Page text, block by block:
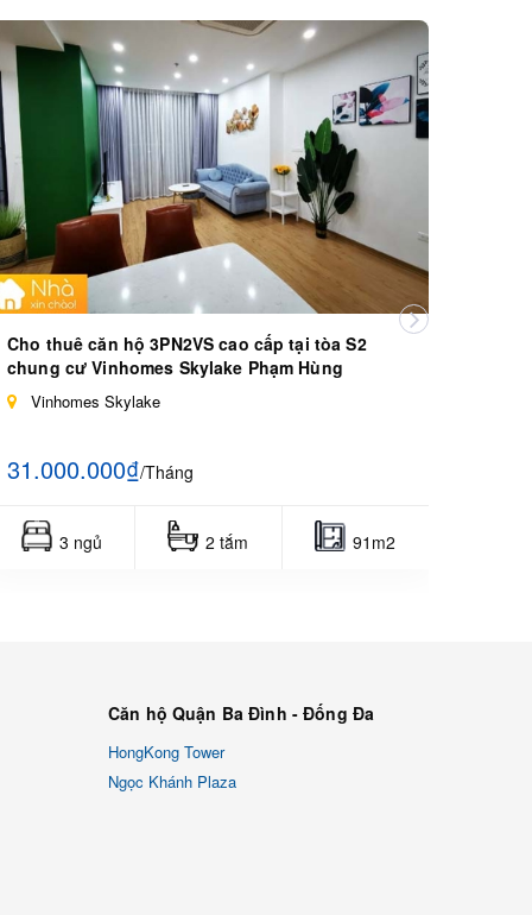
Cho thuê căn hộ 3PN2VS cao cấp tại tòa S2
chung cư Vinhomes Skylake Phạm Hùng
Vinhomes Skylake
31.000.000₫/Tháng
3 ngủ 2 tắm 91m2
Căn hộ Quận Ba Đình - Đống Đa
HongKong Tower
Ngọc Khánh Plaza